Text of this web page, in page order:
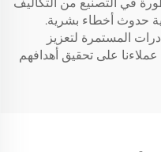
حدوث أخطاء بشرية.
المستمرة لتعزيز
عملاءنا على تحقيق أهدافهم